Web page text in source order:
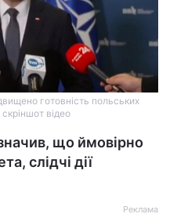
готовність польських
відео
що ймовірно
слідчі дії
Реклама